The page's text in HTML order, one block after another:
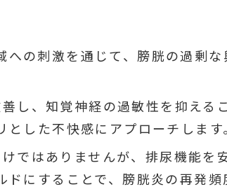
の刺激を通じて、膀胱の過剰な
し、知覚神経の過敏性を抑えるこ
した不快感にアプローチします
ではありませんが、排尿機能を
にすることで、膀胱炎の再発頻